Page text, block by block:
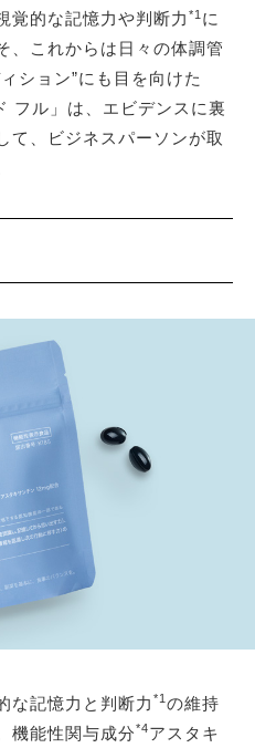
覚的な記憶力や判断力 *1 に
、これからは日々の体調管
ション”にも目を向けた
フル」は、エビデンスに裏
て、ビジネスパーソンが取
な記憶力と判断力 *1の維持
機能性関与成分*4アスタキ